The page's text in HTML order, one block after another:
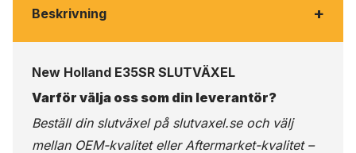
Beskrivning +
New Holland E35SR SLUTVÄXEL
Varför välja oss som din leverantör?
Beställ din slutväxel på slutvaxel.seoch välj
mellan OEM-kvalitet eller Aftermarket-kvalitet –